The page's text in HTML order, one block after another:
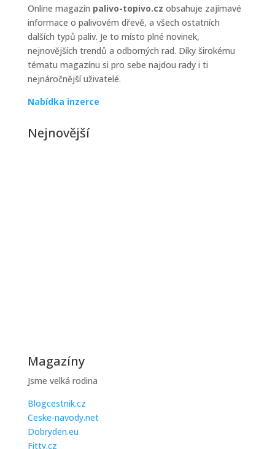
Online magazín palivo-topivo.cz obsahuje zajímavé
informace o palivovém dřevě, a všech ostatních
dalších typů paliv. Je to místo plné novinek,
nejnovějších trendů a odborných rad. Díky širokému
tématu magazínu si pro sebe najdou rady i ti
nejnáročnější uživatelé.
Nabídka inzerce
Nejnovější
Magazíny
Jsme velká rodina
Blogcestnik.cz
Ceske-navody.net
Dobryden.eu
Fitty.cz